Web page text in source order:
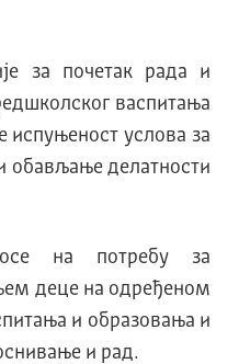
за почетак рада и
васпитања
испуњеност услова за
обављање делатности
на потребу за
деце на одређеном
и образовања и
и рад.